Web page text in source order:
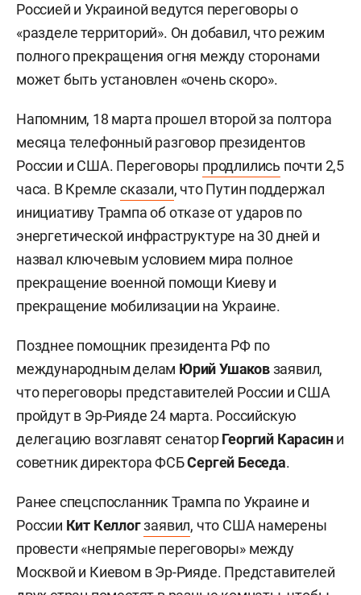
Россией и Украиной ведутся переговоры о
«разделе территорий». Он добавил, что режим
полного прекращения огня между сторонами
может быть установлен «очень скоро».
Напомним, 18 марта прошел второй за полтора
месяца телефонный разговор президентов
России и США. Переговоры продлились почти 2,5
часа. В Кремлесказали, что Путин поддержал
инициативу Трампа об отказе от ударов по
энергетической инфраструктуре на 30 дней и
назвал ключевым условием мира полное
прекращение военной помощи Киеву и
прекращение мобилизации на Украине.
Позднее помощник президента РФ по
международным делам Юрий Ушаковзаявил,
что переговоры представителей России и США
пройдут в Эр-Рияде 24 марта. Российскую
делегацию возглавят сенаторГеоргий Карасини
советник директора ФСБСергей Беседа.
Ранее спецспосланник Трампа по Украине и
России Кит Келлогзаявил, что США намерены
провести «непрямые переговоры» между
Москвой и Киевом в Эр-Рияде. Представителей